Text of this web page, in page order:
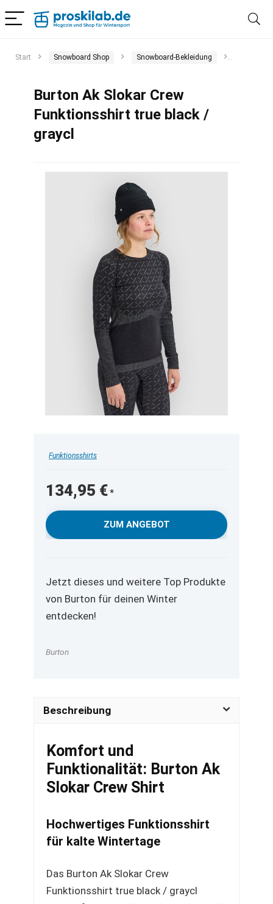
Start Snowboard Shop Snowboard-Bekleidung
Burton Ak Slokar Crew
Funktionsshirt true black /
graycl
Funktionsshirts
134,95 €
ZUM ANGEBOT
Jetzt dieses und weitere Top Produkte
von Burton für deinen Winter
entdecken!
Burton
Beschreibung
Komfort und
Funktionalität: Burton Ak
Slokar Crew Shirt
Hochwertiges Funktionsshirt
für kalte Wintertage
Das Burton Ak Slokar Crew
Funktionsshirt true black / graycl